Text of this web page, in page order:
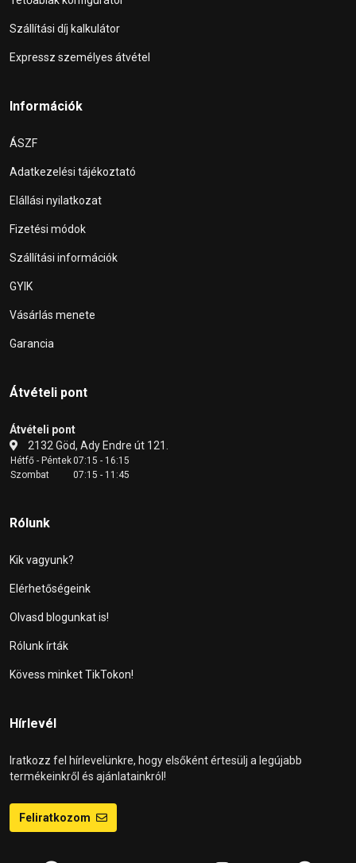
Szállítási díj kalkulátor
Expressz személyes átvétel
Információk
ÁSZF
Adatkezelési tájékoztató
Elállási nyilatkozat
Fizetési módok
Szállítási információk
GYIK
Vásárlás menete
Garancia
Átvételi pont
Átvételi pont
2132 Göd, Ady Endre út 121.
Hétfő - Péntek07:15 - 16:15
Szombat
07:15 - 11:45
Rólunk
Kik vagyunk?
Elérhetőségeink
Olvasd blogunkat is!
Rólunk írták
Kövess minket TikTokon!
Hírlevél
Iratkozz fel hírlevelünkre, hogy elsőként értesülj a legújabb
termékeinkről és ajánlatainkról!
Feliratkozom